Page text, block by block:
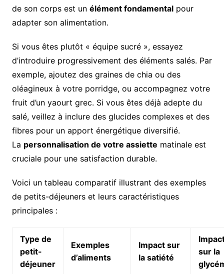
de son corps est un élément fondamentalpour
adapter son alimentation.
Si vous êtes plutôt « équipe sucré », essayez
d’introduire progressivement des éléments salés. Par
exemple, ajoutez des graines de chia ou des
oléagineux à votre porridge, ou accompagnez votre
fruit d’un yaourt grec. Si vous êtes déjà adepte du
salé, veillez à inclure des glucides complexes et des
fibres pour un apport énergétique diversifié.
La personnalisation de votre assiette matinale est
cruciale pour une satisfaction durable.
Voici un tableau comparatif illustrant des exemples
de petits-déjeuners et leurs caractéristiques
principales :
Type de
petit-
déjeuner
Exemples
d’aliments
Impact sur
la satiété
sur la